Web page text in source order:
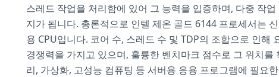
스레드 작업을 처리함에 있어 그 능력을 입증하며, 다중 작
지가 됩니다. 총론적으로 인텔 제온 골드 6144 프로세서는
용 CPU입니다. 코어 수, 스레드 수 및 TDP의 조합으로 인해
경쟁력을 가지고 있으며, 훌륭한 벤치마크 점수로 그 위치를
리, 가상화, 고성능 컴퓨팅 등 서버용 응용 프로그램에 필요